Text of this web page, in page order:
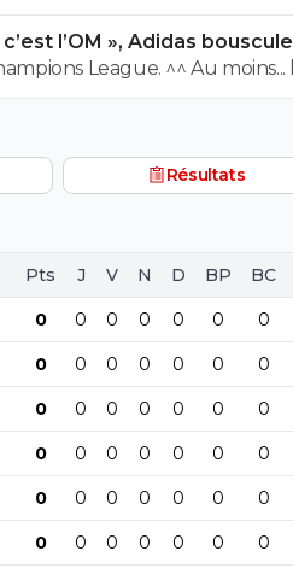
froc Fonseca au match allé.
victoire et une énorme
licenciement de ce clown.
l’OM », Adidas
^^ Au moins... l'OM a
ne se trompe pas
sûre... contrairement à
Résultats
Pts J V N D BP BC
0 0 0 0 0 0 0
0 0 0 0 0 0 0
0 0 0 0 0 0 0
0 0 0 0 0 0 0
0 0 0 0 0 0 0
0 0 0 0 0 0 0